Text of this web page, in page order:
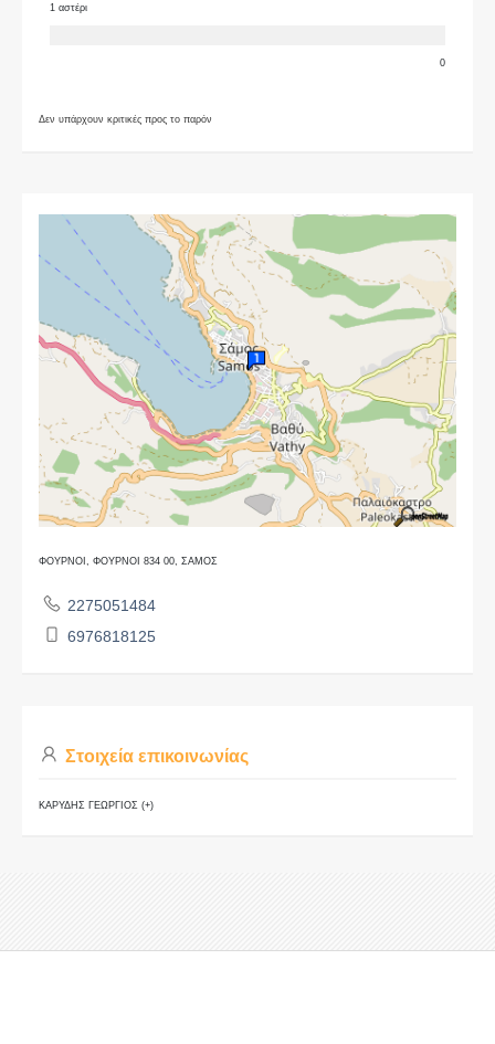
1 αστέρι
0
Δεν υπάρχουν κριτικές προς το παρόν
ΦΟΥΡΝΟΙ, ΦΟΥΡΝΟΙ 834 00, ΣΑΜΟΣ
2275051484
6976818125
Στοιχεία επικοινωνίας
ΚΑΡΥΔΗΣ ΓΕΩΡΓΙΟΣ (+)